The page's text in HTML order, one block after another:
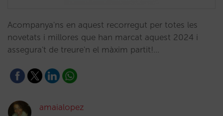
Acompanya'ns en aquest recorregut per totes les
novetats i millores que han marcat aquest 2024 i
assegura't de treure'n el màxim partit!…
amaialopez